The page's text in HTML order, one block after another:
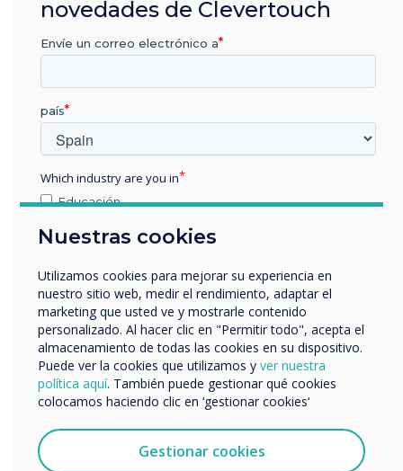
“
La ventaja de la tecnología
Clevertouch es la
integración de productos
complementarios que se
pueden implementar en
todo el entorno del lugar
de trabajo.
Nuestras cookies
Utilizamos cookies para mejorar su experiencia en
nuestro sitio web, medir el rendimiento, adaptar el
marketing que usted ve y mostrarle contenido
personalizado. Al hacer clic en "Permitir todo", acepta el
almacenamiento de todas las cookies en su dispositivo.
Puede ver la cookies que utilizamos y ver nuestra
política aquí. También puede gestionar qué cookies
colocamos haciendo clic en ‘gestionar cookies‘
Gestionar cookies
novedades de Clevertouch
Envíe un correo electrónico a
país
Which industry are you in
Educación
Otros
nombre de empresa
Nos gustaría comunicarnos con usted acerca de
nuestros productos y servicios por correo electrónico,
teléfono o correo postal.
Acepto recibir otras comunicaciones de
Puedes darte de baja de estas comunicaciones en
cualquier momento. Para obtener más información